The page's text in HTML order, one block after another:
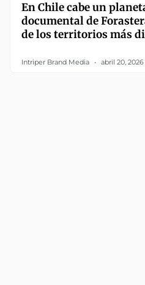
En Chile cabe un
documental de
de los territorios más
Intriper Brand Media abril 20, 2026